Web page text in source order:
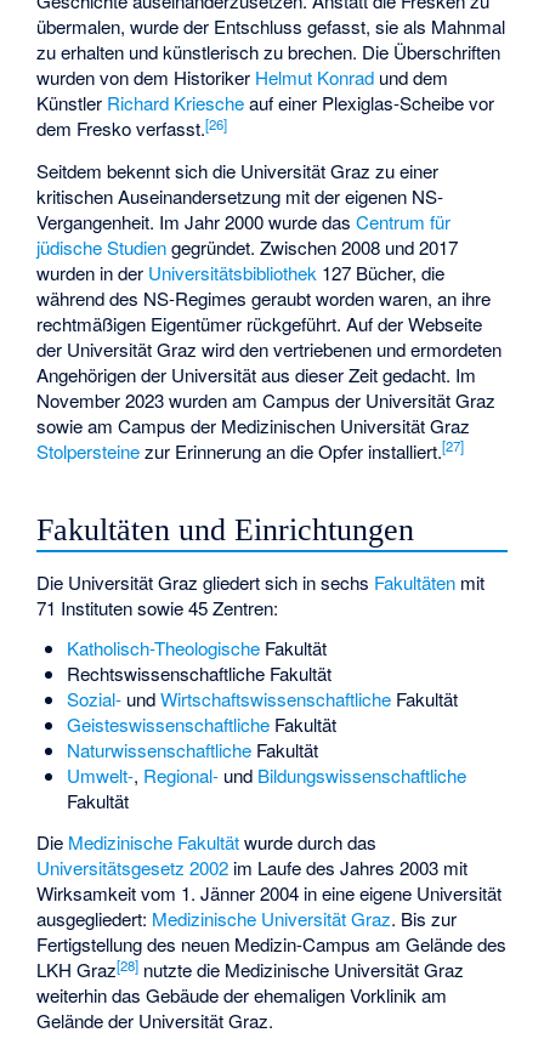
übermalen, wurde der Entschluss gefasst, sie als Mahnmal
zu erhalten und künstlerisch zu brechen. Die Überschriften
wurden von dem Historiker Helmut Konrad und dem
Künstler Richard Kriescheauf einer Plexiglas-Scheibe vor
dem Fresko verfasst.[26]
Seitdem bekennt sich die Universität Graz zu einer
kritischen Auseinandersetzung mit der eigenen NS-
Vergangenheit. Im Jahr 2000 wurde dasCentrum für
jüdische Studiengegründet. Zwischen 2008 und 2017
wurden in der Universitätsbibliothek 127 Bücher, die
während des NS-Regimes geraubt worden waren, an ihre
rechtmäßigen Eigentümer rückgeführt. Auf der Webseite
der Universität Graz wird den vertriebenen und ermordeten
Angehörigen der Universität aus dieser Zeit gedacht. Im
November 2023 wurden am Campus der Universität Graz
sowie am Campus der Medizinischen Universität Graz
Stolpersteinezur Erinnerung an die Opfer installiert.[27]
Fakultäten und Einrichtungen
Die Universität Graz gliedert sich in sechs Fakultäten mit
71 Instituten sowie 45 Zentren:
Katholisch-TheologischeFakultät
Rechtswissenschaftliche Fakultät
Sozial-undWirtschaftswissenschaftlicheFakultät
GeisteswissenschaftlicheFakultät
NaturwissenschaftlicheFakultät
Umwelt-, Regional-und Bildungswissenschaftliche
Fakultät
Die Medizinische Fakultätwurde durch das
Universitätsgesetz 2002 im Laufe des Jahres 2003 mit
Wirksamkeit vom 1. Jänner 2004 in eine eigene Universität
ausgegliedert: Medizinische Universität Graz. Bis zur
Fertigstellung des neuen Medizin-Campus am Gelände des
LKH Graz[28] nutzte die Medizinische Universität Graz
weiterhin das Gebäude der ehemaligen Vorklinik am
Gelände der Universität Graz.